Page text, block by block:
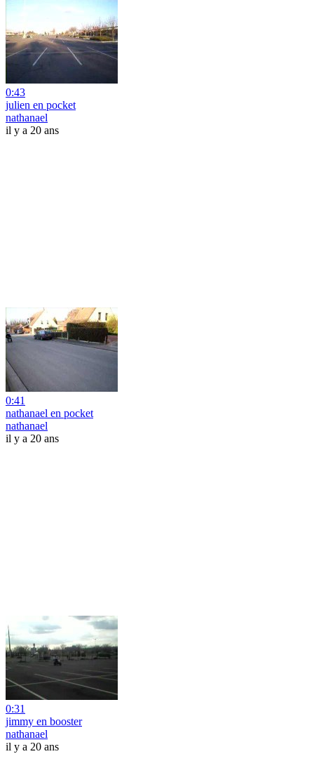
0:43
julien en pocket
nathanael
il y a 20 ans
0:41
nathanael en pocket
nathanael
il y a 20 ans
0:31
jimmy en booster
nathanael
il y a 20 ans